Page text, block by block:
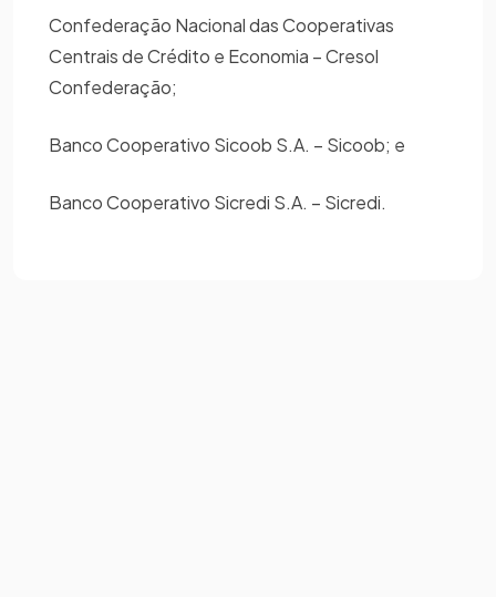
Confederação Nacional das Cooperativas
Centrais de Crédito e Economia – Cresol
Confederação;
Banco Cooperativo Sicoob S.A. – Sicoob; e
Banco Cooperativo Sicredi S.A. – Sicredi.